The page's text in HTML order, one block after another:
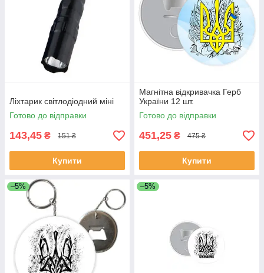
Ліхтарик світлодіодний міні
Готово до відправки
143,45 ₴ 151 ₴
Купити
Магнітна відкривачка Герб
України 12 шт.
Готово до відправки
451,25 ₴ 475 ₴
Купити
–5% –5%